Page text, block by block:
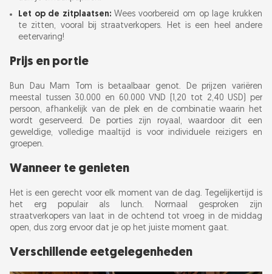
Let op de zitplaatsen: Wees voorbereid om op lage krukken
te zitten, vooral bij straatverkopers. Het is een heel andere
eetervaring!
Prijs en portie
Bun Dau Mam Tom is betaalbaar genot. De prijzen variëren
meestal tussen 30.000 en 60.000 VND (1,20 tot 2,40 USD) per
persoon, afhankelijk van de plek en de combinatie waarin het
wordt geserveerd. De porties zijn royaal, waardoor dit een
geweldige, volledige maaltijd is voor individuele reizigers en
groepen.
Wanneer te genieten
Het is een gerecht voor elk moment van de dag. Tegelijkertijd is
het erg populair als lunch. Normaal gesproken zijn
straatverkopers van laat in de ochtend tot vroeg in de middag
open, dus zorg ervoor dat je op het juiste moment gaat.
Verschillende eetgelegenheden